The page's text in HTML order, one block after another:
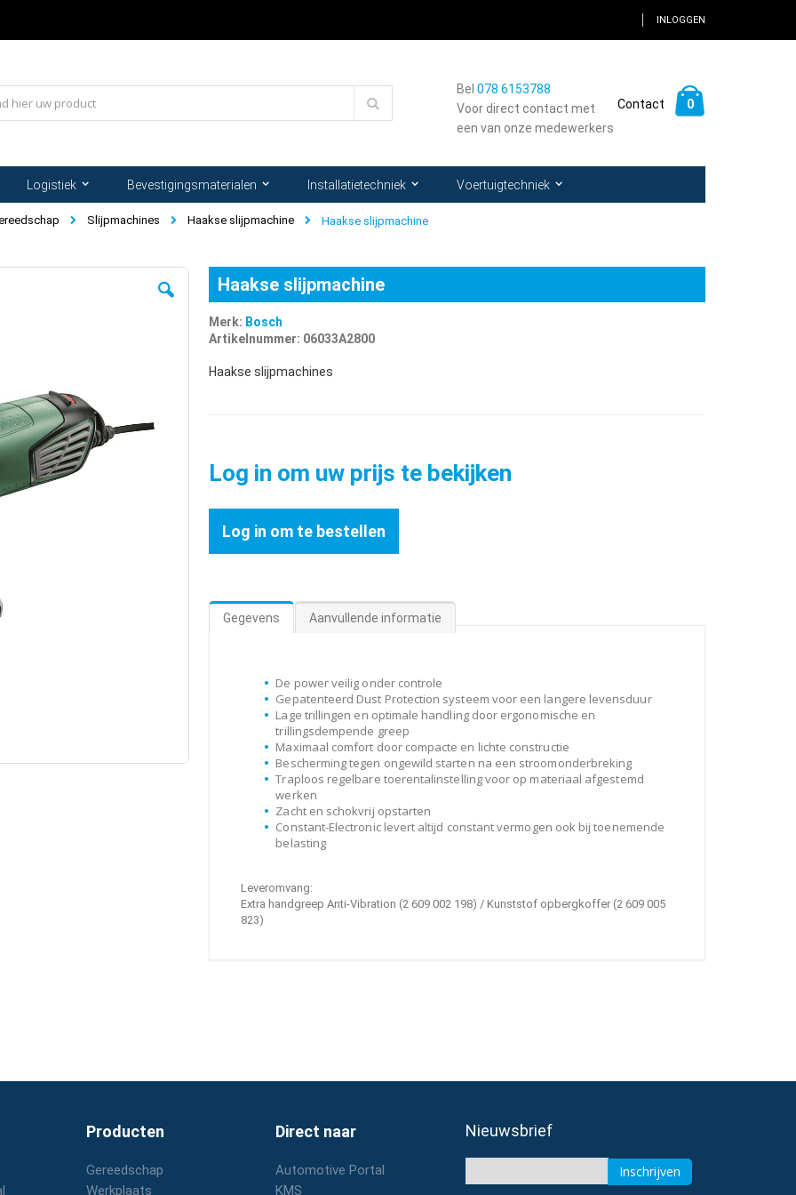
INLOGGEN
0
Bel 078 6153788
Voor direct contact met
een van onze medewerkers
Contact
Logistiek Bevestigingsmaterialen Installatietechniek Voertuigtechniek
Slijpmachines Haakse slijpmachine Haakse slijpmachine
Haakse slijpmachine
Merk: Bosch
Artikelnummer: 06033A2800
Haakse slijpmachines
Log in om uw prijs te bekijken
Log in om te bestellen
Gegevens
De power veilig onder controle
Gepatenteerd Dust Protection systeem voor een langere levensduur
Lage trillingen en optimale handling door ergonomische en
trillingsdempende greep
Maximaal comfort door compacte en lichte constructie
Bescherming tegen ongewild starten na een stroomonderbreking
Traploos regelbare toerentalinstelling voor op materiaal afgestemd
werken
Zacht en schokvrij opstarten
Constant-Electronic levert altijd constant vermogen ook bij toenemende
belasting
Leveromvang:
Extra handgreep Anti-Vibration (2 609 002 198) / Kunststof opbergkoffer (2 609 005
823)
Aanvullende informatie
Producten
Gereedschap
Werkplaats
Direct naar
Automotive Portal
KMS
Nieuwsbrief
Inschrijven